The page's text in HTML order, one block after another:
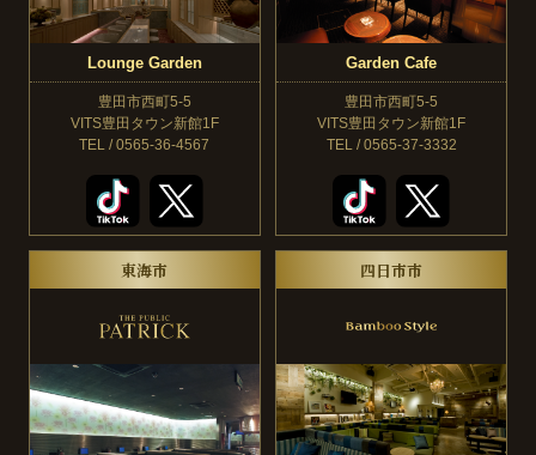
Lounge Garden
豊田市西町5-5
VITS豊田タウン新館1F
TEL / 0565-36-4567
Garden Cafe
豊田市西町5-5
VITS豊田タウン新館1F
TEL / 0565-37-3332
東海市 四日市市